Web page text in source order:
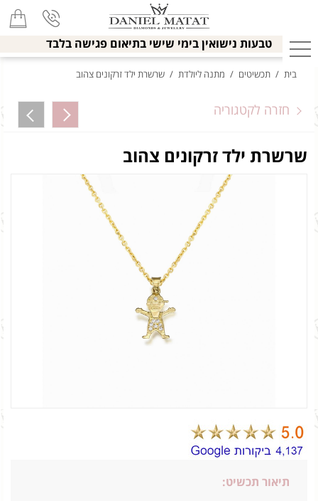
טבעות נישואין בימי שישי בתיאום פגישה בלבד
בית / תכשיטים / מתנה ליולדת / שרשרת ילד זרקונים צהוב
חזרה לקטגוריה
שרשרת ילד זרקונים צהוב
תיאור תכשיט: